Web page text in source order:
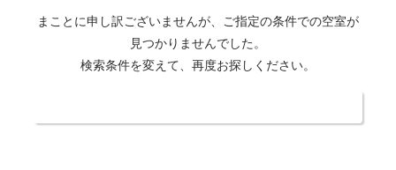
まことに申し訳ございませんが、ご指定の条件での空室が
見つかりませんでした。
検索条件を変えて、再度お探しください。